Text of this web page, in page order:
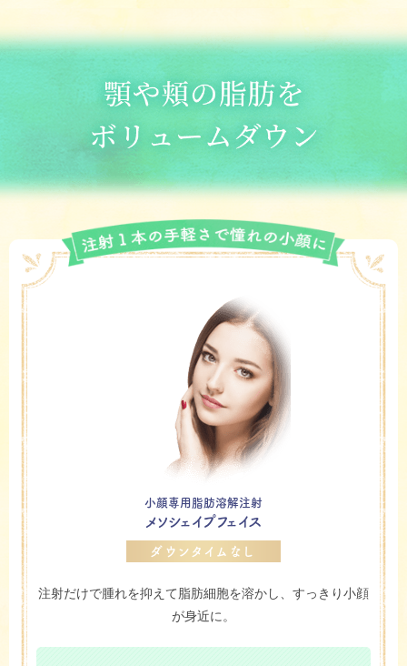
小顔専用脂肪溶解注射
メソシェイプフェイス
ダウンタイムなし
注射だけで腫れを抑えて脂肪細胞を溶かし、すっきり小顔
が身近に。